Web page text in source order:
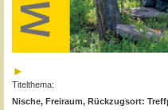
Titelthema:
Nische, Freiraum, Rückzugsort: